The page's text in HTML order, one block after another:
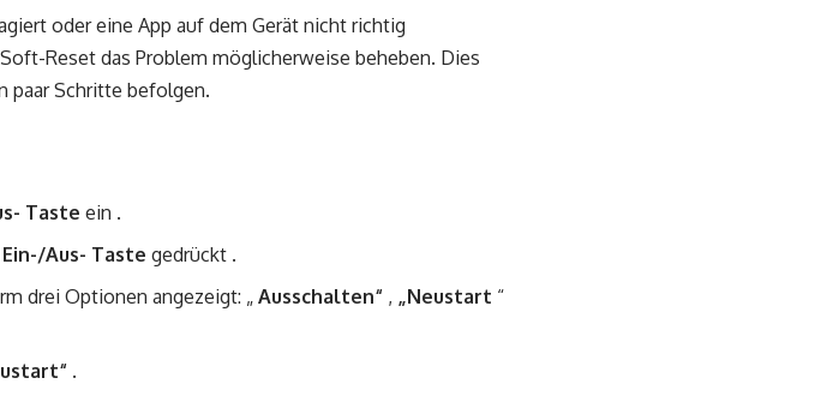
oder eine App auf dem Gerät nicht richtig
Reset das Problem möglicherweise beheben. Dies
paar Schritte befolgen.
Taste ein .
Ein-/Aus- Taste gedrückt .
drei Optionen angezeigt: „ Ausschalten“ , „Neustart “
.